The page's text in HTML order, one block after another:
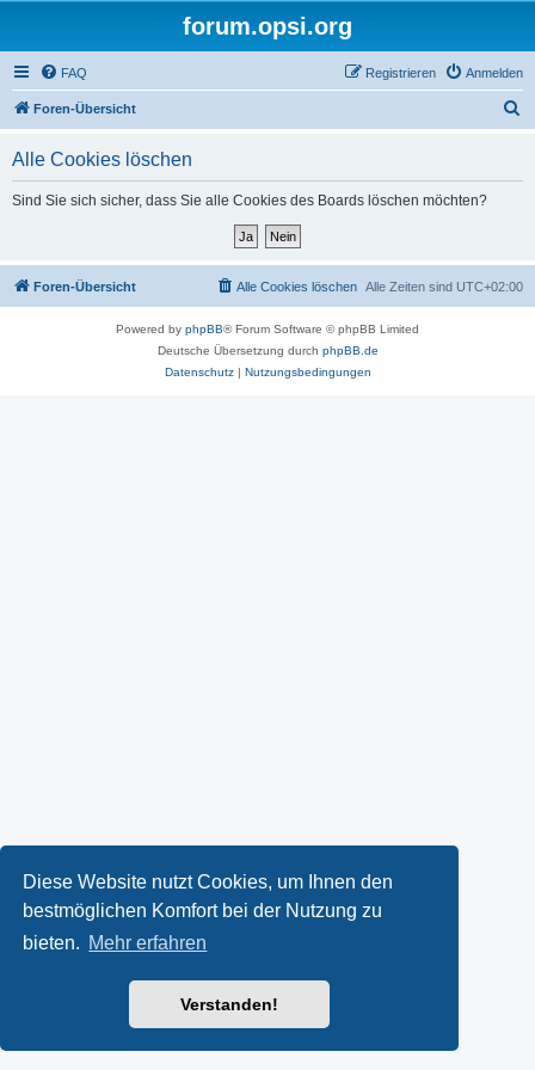
Diese Website nutzt Cookies, um Ihnen den
bestmöglichen Komfort bei der Nutzung zu
bieten. Mehr erfahren
Verstanden!
forum.opsi.org
FAQ Anmelden
Registrieren
Foren-Übersicht
Alle Cookies löschen
Sind Sie sich sicher, dass Sie alle Cookies des Boards löschen möchten?
Foren-Übersicht Alle Zeiten sind UTC+02:00
Alle Cookies löschen
Powered by phpBB® Forum Software © phpBB Limited
Deutsche Übersetzung durch phpBB.de
Datenschutz| Nutzungsbedingungen